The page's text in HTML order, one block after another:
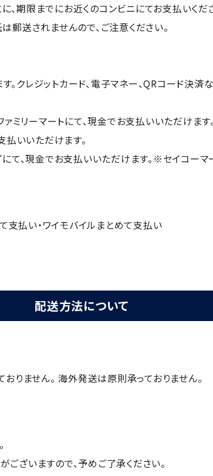
期限までにお近くのコンビニにてお支払いくだ
郵送されませんので、ご注意ください。
クレジットカード、電子マネー、QRコード決済
ミリーマートにて、現金でお支払いいただけます
いいただけます。
、現金でお支払いいただけます。※セイコーマ
支払い・ワイモバイルまとめて支払い
配送方法について
りません。 海外発送は原則承っておりません。
ざいますので、予めご了承ください。